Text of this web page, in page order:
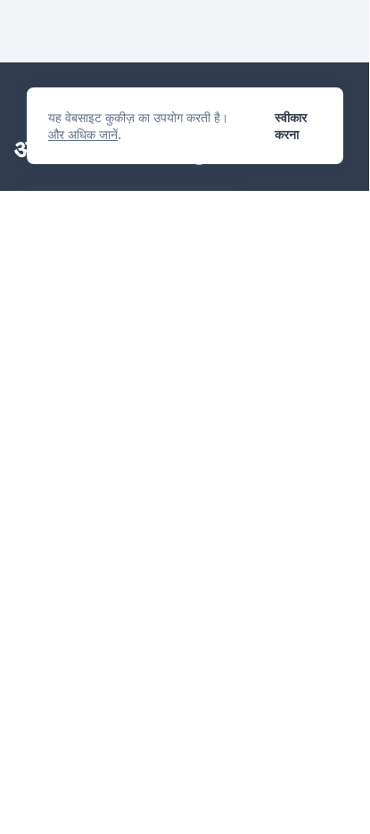
यह वेबसाइट कुकीज़ का उपयोग करती है।
और अधिक जानें.
स्वीकार
करना
आईपी प्रबंधन मंच तुम प्यार करोगे